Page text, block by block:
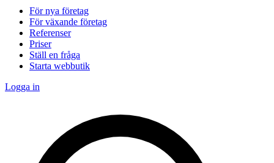
För nya företag
För växande företag
Referenser
Priser
Ställ en fråga
Starta webbutik
Logga in